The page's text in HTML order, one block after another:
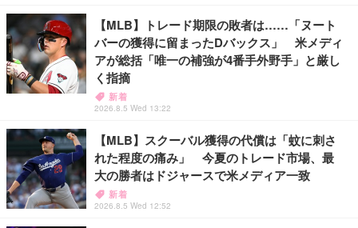
【MLB】トレード期限の敗者は……「ヌート
バーの獲得に留まったDバックス」 米メディ
アが総括「唯一の補強が4番手外野手」と厳し
く指摘
新着
2026.8.5 Wed 13:22
【MLB】スクーバル獲得の代償は「蚊に刺さ
れた程度の痛み」 今夏のトレード市場、最
大の勝者はドジャースで米メディア一致
新着
2026.8.5 Wed 12:52